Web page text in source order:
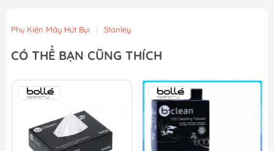
Máy hút bụi công nghiệp 3 chức năng Dewalt DXV30SC -...
3.743.000₫
Máy hút bụi công nghiệp 3 chức năng Dewalt DXV25SA -...
3.221.000₫
Phụ Kiện Máy Hút Bụi | Stanley
CÓ THỂ BẠN CŨNG THÍCH